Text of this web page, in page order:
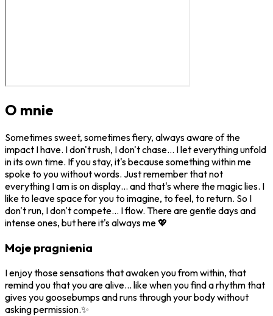
O mnie
Sometimes sweet, sometimes fiery, always aware of the
impact I have. I don't rush, I don't chase… I let everything unfold
in its own time. If you stay, it's because something within me
spoke to you without words. Just remember that not
everything I am is on display… and that's where the magic lies. I
like to leave space for you to imagine, to feel, to return. So I
don't run, I don't compete… I flow. There are gentle days and
intense ones, but here it's always me 💖
Moje pragnienia
I enjoy those sensations that awaken you from within, that
remind you that you are alive… like when you find a rhythm that
gives you goosebumps and runs through your body without
asking permission.✨